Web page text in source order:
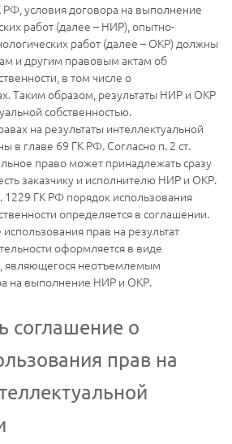
РФ, условия договора на выполнение
работ (далее – НИР), опытно-
работ (далее – ОКР) должны
и другим правовым актам об
в том числе о
Таким образом, результаты НИР и ОКР
собственностью.
на результаты интеллектуальной
в главе 69 ГК РФ. Согласно п. 2 ст.
право может принадлежать сразу
заказчику и исполнителю НИР и ОКР.
1229 ГК РФ порядок использования
определяется в соглашении.
прав на результат
оформляется в виде
являющегося неотъемлемым
на выполнение НИР и ОКР.
соглашение о
прав на